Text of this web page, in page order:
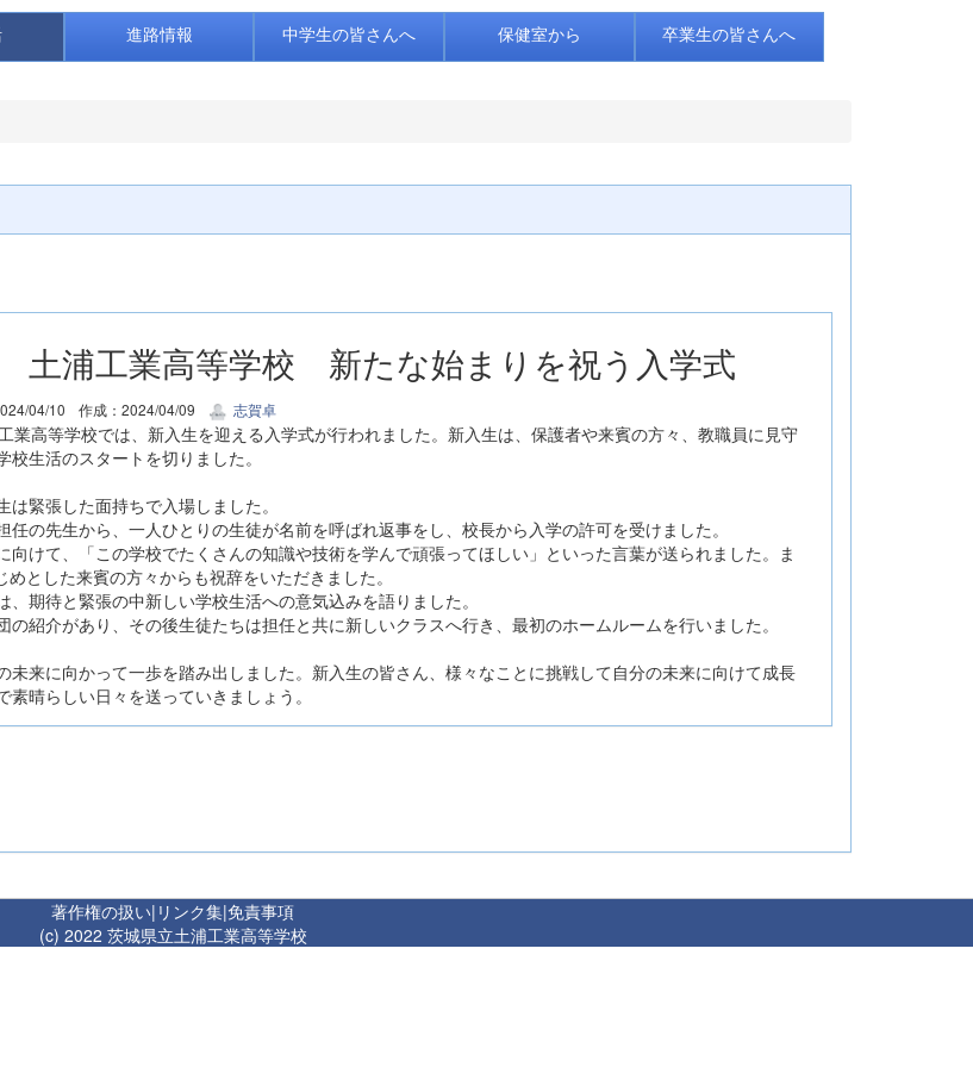
進路情報 中学生の皆さんへ 保健室から 卒業生の皆さんへ
浦工業高等学校 新たな始まりを祝う入学式
04/10 作成：2024/04/09 志賀卓
業高等学校では、新入生を迎える入学式が行われました。新入生は、保護者や来賓の方々、教職員に見守
校生活のスタートを切りました。
は緊張した面持ちで入場しました。
任の先生から、一人ひとりの生徒が名前を呼ばれ返事をし、校長から入学の許可を受けました。
向けて、「この学校でたくさんの知識や技術を学んで頑張ってほしい」といった言葉が送られました。ま
めとした来賓の方々からも祝辞をいただきました。
、期待と緊張の中新しい学校生活への意気込みを語りました。
の紹介があり、その後生徒たちは担任と共に新しいクラスへ行き、最初のホームルームを行いました。
未来に向かって一歩を踏み出しました。新入生の皆さん、様々なことに挑戦して自分の未来に向けて成長
素晴らしい日々を送っていきましょう。
著作権の扱い| リンク集|免責事項
(c) 2022 茨城県立土浦工業高等学校